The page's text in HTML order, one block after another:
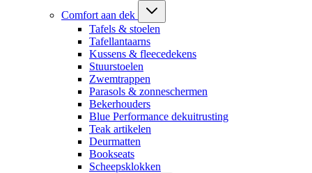
Comfort aan dek
Tafels & stoelen
Tafellantaarns
Kussens & fleecedekens
Stuurstoelen
Zwemtrappen
Parasols & zonneschermen
Bekerhouders
Blue Performance dekuitrusting
Teak artikelen
Deurmatten
Bookseats
Scheepsklokken